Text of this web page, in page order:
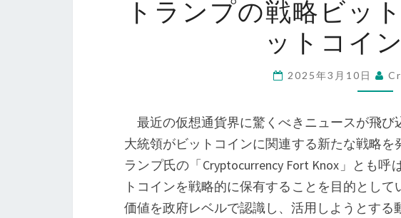
ラ
ン
プ
の
略
ビ
ッ
ト
コ
トランプの戦略ビッ
ットコイ
2025年3月10日
最近の仮想通貨界に驚くべきニュースが飛び
大統領がビットコインに関連する新たな戦略
ランプ氏の「Cryptocurrency Fort Knox」とも
トコインを戦略的に保有することを目的とし
価値を政府レベルで認識し、活用しようとする